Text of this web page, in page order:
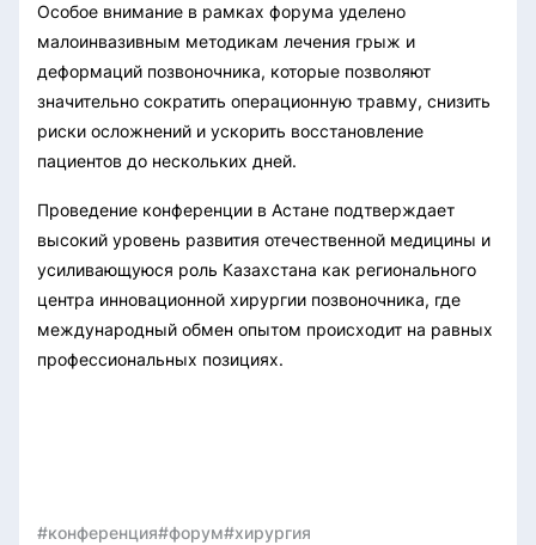
Особое внимание в рамках форума уделено
малоинвазивным методикам лечения грыж и
деформаций позвоночника, которые позволяют
значительно сократить операционную травму, снизить
риски осложнений и ускорить восстановление
пациентов до нескольких дней.
Проведение конференции в Астане подтверждает
высокий уровень развития отечественной медицины и
усиливающуюся роль Казахстана как регионального
центра инновационной хирургии позвоночника, где
международный обмен опытом происходит на равных
профессиональных позициях.
#конференция#форум#хирургия